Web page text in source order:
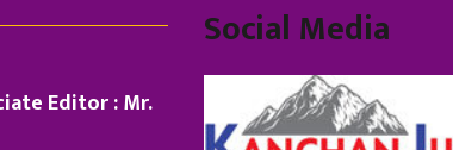
Editor : Mr.
Social Media